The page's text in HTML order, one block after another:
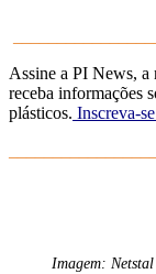
Assine a PI News, a
receba informações
plásticos. Inscreva-
Imagem: